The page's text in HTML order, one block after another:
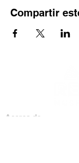
Compartir
Acerca de